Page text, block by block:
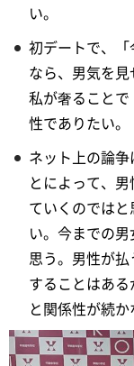
い。
初デートで、
なら、男気を
私が奢ること
性でありたい。
ネット上の論
とによって、
ていくのでは
い。今までの
思う。男性が
することはあ
と関係性が続か